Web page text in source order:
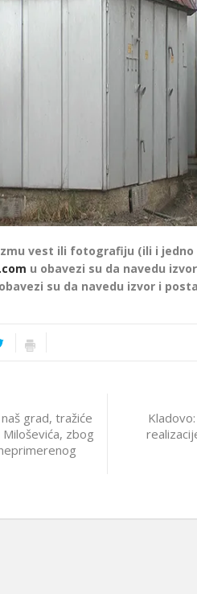
vest ili fotografiju (ili i jedno
u obavezi su da navedu
su da navedu izvor i
grad, tražiće
zbog